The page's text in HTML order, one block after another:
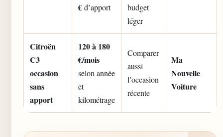
€d’apport
budget
léger
Citroën
C3
occasion
sans
apport
120 à 180
€/mois
selon année
et
kilométrage
Comparer
aussi
l’occasion
récente
Ma
Nouvelle
Voiture